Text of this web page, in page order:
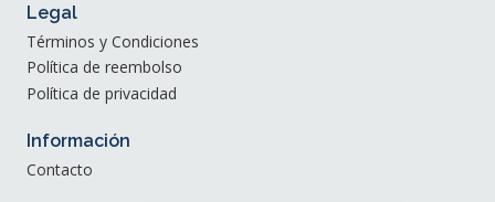
Legal
Términos y Condiciones
Política de reembolso
Política de privacidad
Información
Contacto